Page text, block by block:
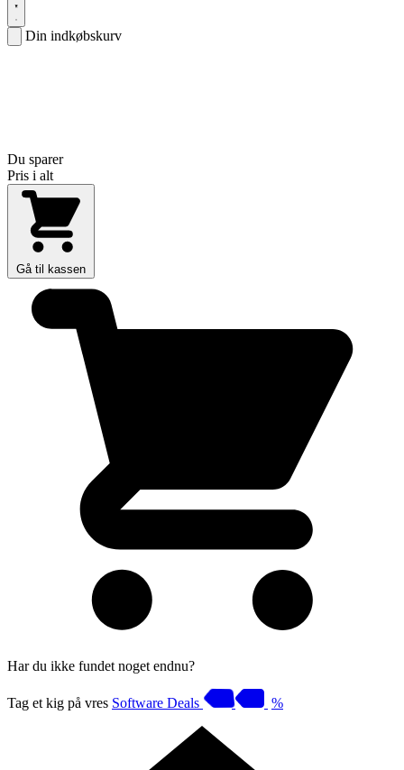
Din indkøbskurv
Du sparer
Pris i alt
Gå til kassen
Har du ikke fundet noget endnu?
Tag et kig på vres Software Deals %